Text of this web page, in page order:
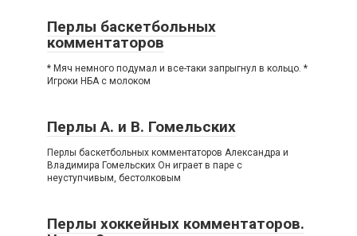
Перлы баскетбольных
комментаторов
* Мяч немного подумал и все-таки запрыгнул в кольцо. *
Игроки НБА с молоком
Перлы А. и В. Гомельских
Перлы баскетбольных комментаторов Александра и
Владимира Гомельских Он играет в паре с
неуступчивым, бестолковым
Перлы хоккейных комментаторов.